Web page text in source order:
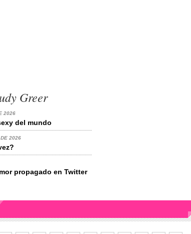
Greer
2026
del mundo
2026
propagado en Twitter